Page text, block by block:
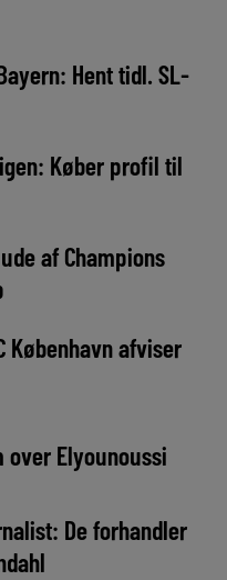
Hent tidl. SL-
igen: Køber profil til
af Champions
København afviser
over Elyounoussi
De forhandler